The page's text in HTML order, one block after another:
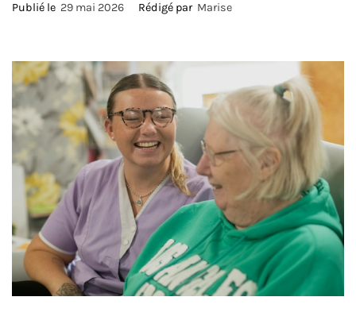
Publié le 29 mai 2026 Rédigé par Marise